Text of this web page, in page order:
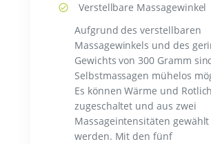
Verstellbare Massagewinkel
Aufgrund des verstellbaren
Massagewinkels und des
Gewichts von 300 Gramm
Selbstmassagen mühelos
Es können Wärme und
zugeschaltet und aus zwei
Massageintensitäten gewählt
werden. Mit den fünf